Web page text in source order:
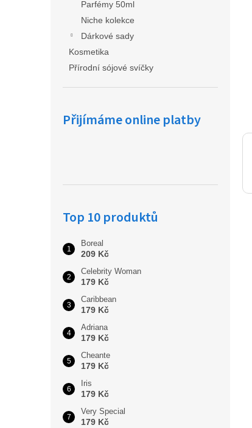
Parfémy 50ml
Niche kolekce
Dárkové sady
Kosmetika
Přírodní sójové svíčky
Přijímáme online platby
Top 10 produktů
Boreal
209 Kč
Celebrity Woman
179 Kč
Caribbean
179 Kč
Adriana
179 Kč
Cheante
179 Kč
Iris
179 Kč
Very Special
179 Kč